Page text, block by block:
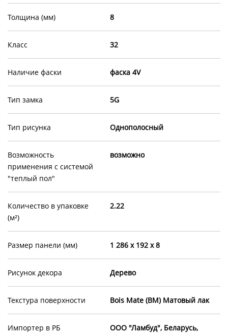
Толщина (мм) 8
Класс 32
Наличие фаски фаска 4V
Тип замка 5G
Тип рисунка Однополосный
Возможность
применения с системой
"теплый пол"
возможно
Количество в упаковке
(м²)
2.22
Размер панели (мм) 1 286 x 192 x 8
Рисунок декора Дерево
Текстура поверхности Bois Mate (BM) Матовый лак
Импортер в РБ
ООО "Ламбуд", Беларусь,